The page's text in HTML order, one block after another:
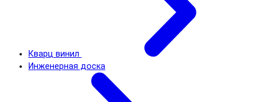
Кварц винил
Инженерная доска